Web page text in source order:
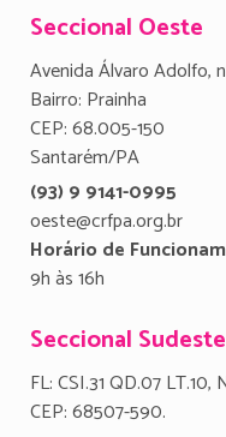
Seccional Oeste
Avenida Álvaro Adolfo,
Bairro: Prainha
CEP: 68.005-150
Santarém/PA
(93) 9 9141-0995
oeste@crfpa.org.br
Horário de
9h às 16h
Seccional Sudeste
FL: CSI.31 QD.07
CEP: 68507-590.